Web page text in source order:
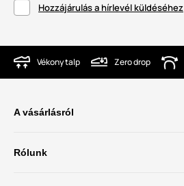
Hozzájárulás a hírlevél küldéséhez
Vékony talp Zero drop
A vásárlásról
Rólunk